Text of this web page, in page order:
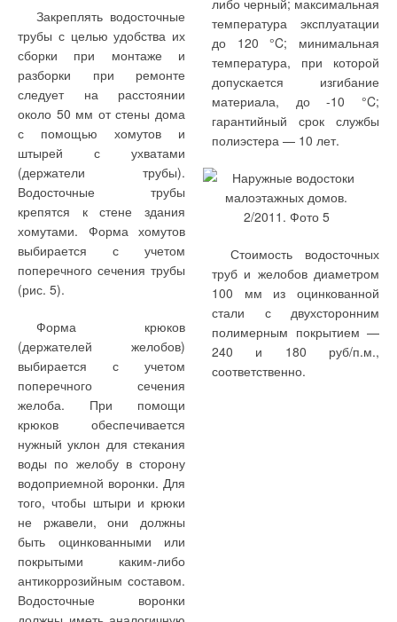
Закреплять водосточные
трубы с целью удобства их
сборки при монтаже и
разборки при ремонте
следует на расстоянии
около 50 мм от стены дома
с помощью хомутов и
штырей с ухватами
(держатели трубы).
Водосточные трубы
крепятся к стене здания
хомутами. Форма хомутов
выбирается с учетом
поперечного сечения трубы
(рис. 5).
Форма крюков
(держателей желобов)
выбирается с учетом
поперечного сечения
желоба. При помощи
крюков обеспечивается
нужный уклон для стекания
воды по желобу в сторону
водоприемной воронки. Для
того, чтобы штыри и крюки
не ржавели, они должны
быть оцинкованными или
покрытыми каким-либо
антикоррозийным составом.
Водосточные воронки
либо черный; максимальная
температура эксплуатации
до 120 °C; минимальная
температура, при которой
допускается изгибание
материала, до -10 °C;
гарантийный срок службы
полиэстера — 10 лет.
Стоимость водосточных
труб и желобов диаметром
100 мм из оцинкованной
стали с двухсторонним
полимерным покрытием —
240 и 180 руб/п.м.,
соответственно.
без использования
дополнительного
вентиляционного
оборудования.
EEV Kit будет также
выпускаться в варианте
Multi EEV Kit, что позволит
подключать к одной секции
охлаждения
вентиляционной установки
до восьми наружных блоков
системы KX6. Учитывая
максимальную
холодопроизводительность
нетрудно подсчитать, что
возможно будет
использовать секции
охлаждения с нагрузкой до
544 кВт, что при
стандартных условиях дает
производительность
вентиляционной установки
около 65 тыс. м 3/ч.
Блок управления EEV Kit
имеет собственные датчики
температуры воздуха на
входе и выходе, но
работает во
взаимодействии с
общую систему
диспетчеризации.
В случае использования
EEV Kit, наружный блок
может обслуживать только
вентиляционную установку,
обычных наружных блоков в
его холодильном контуре в
этом случае присутствовать
не может. Однако, такая
объединена с другими
системами,
обслуживающими обычные
внутренние блоки по линии
управления. Это дает
возможность построить
единую, комплексную